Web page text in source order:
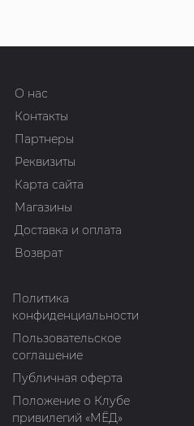
О нас
Контакты
Партнеры
Реквизиты
Карта сайта
Магазины
Доставка и оплата
Возврат
Политика
конфиденциальности
Пользовательское
соглашение
Публичная оферта
Положение о Клубе
привилегий «МЁД»